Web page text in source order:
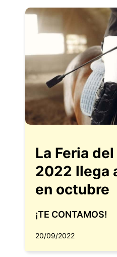
La Feria
2022 llega
en octubre
¡TE CONTAMOS!
20/09/2022